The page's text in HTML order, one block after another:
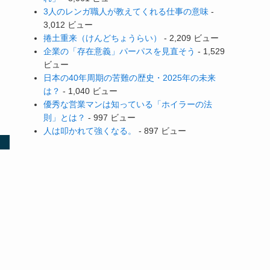
3人のレンガ職人が教えてくれる仕事の意味 -
3,012 ビュー
捲土重来（けんどちょうらい）
- 2,209 ビュー
企業の「存在意義」パーパスを見直そう - 1,529
ビュー
日本の40年周期の苦難の歴史・2025年の未来
は？ - 1,040 ビュー
優秀な営業マンは知っている「ホイラーの法
則」とは？ - 997 ビュー
人は叩かれて強くなる。
- 897 ビュー